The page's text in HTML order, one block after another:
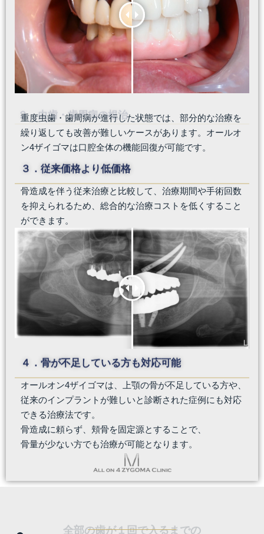
重度虫歯・歯周病が進行した状態では、部分的な治療を
繰り返しても改善が難しいケースがあります。オールオ
ン4ザイゴマは口腔全体の機能回復が可能です。
３．従来価格より低価格
骨造成を伴う従来治療と比較して、治療期間や手術回数
を抑えられるため、総合的な治療コストを低くすること
ができます。
４．骨が不足している方も対応可能
オールオン4ザイゴマは、上顎の骨が不足している方や、
従来のインプラントが難しいと診断された症例にも対応
できる治療法です。
骨造成に頼らず、頬骨を固定源とすることで、
骨量が少ない方でも治療が可能となります。